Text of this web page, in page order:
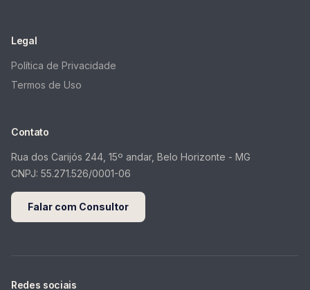
Legal
Política de Privacidade
Termos de Uso
Contato
Rua dos Carijós 244, 15º andar, Belo Horizonte - MG
CNPJ: 55.271.526/0001-06
Falar com Consultor
Redes sociais